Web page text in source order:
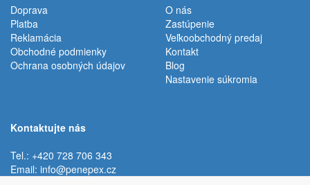
Doprava
Platba
Reklamácia
Obchodné podmienky
Ochrana osobných údajov
O nás
Zastúpenie
Veľkoobchodný predaj
Kontakt
Blog
Nastavenie súkromia
Kontaktujte nás
Tel.: +420 728 706 343
Email: info@penepex.cz